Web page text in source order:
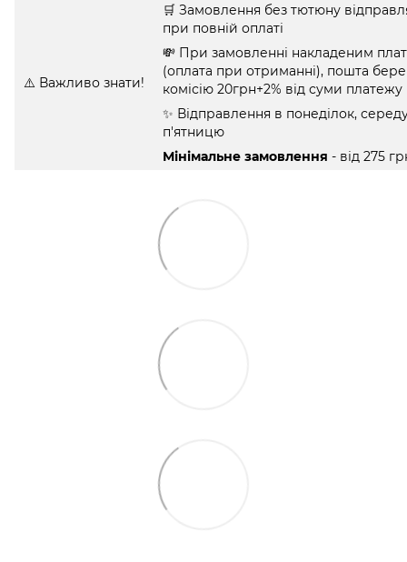
⚠️ Важливо знати!
🛒 Замовлення без тютюну
при повній оплаті
💸 При замовленні накладеним
(оплата при отриманні), пошта бере
комісію 20грн+2% від суми платежу
✨ Відправлення в понеділок,
п'ятницю
Мінімальне замовлення - від 275